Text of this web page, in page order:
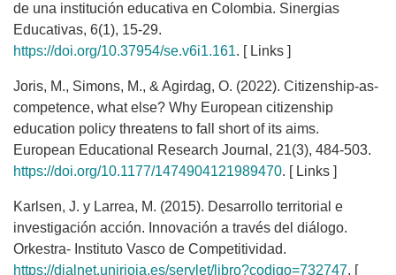
de una institución educativa en Colombia. Sinergias
Educativas, 6(1), 15-29.
https://doi.org/10.37954/se.v6i1.161. [ Links ]
Joris, M., Simons, M., & Agirdag, O. (2022). Citizenship-as-
competence, what else? Why European citizenship
education policy threatens to fall short of its aims.
European Educational Research Journal, 21(3), 484-503.
https://doi.org/10.1177/1474904121989470. [ Links ]
Karlsen, J. y Larrea, M. (2015). Desarrollo territorial e
investigación acción. Innovación a través del diálogo.
Orkestra- Instituto Vasco de Competitividad.
https://dialnet.unirioja.es/servlet/libro?codigo=732747. [